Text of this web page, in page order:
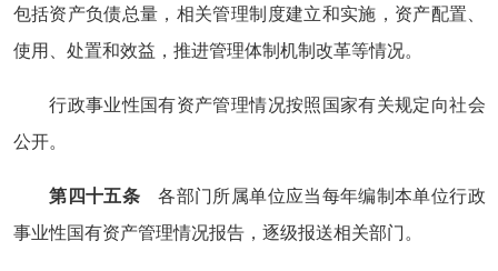
包括资产负债总量，相关管理制度建立和实施，资产配置、
使用、处置和效益，推进管理体制机制改革等情况。
行政事业性国有资产管理情况按照国家有关规定向社会
公开。
第四十五条 各部门所属单位应当每年编制本单位行政
事业性国有资产管理情况报告，逐级报送相关部门。